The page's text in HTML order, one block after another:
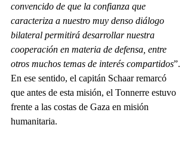
convencido de que la confianza que
caracteriza a nuestro muy denso diálogo
bilateral permitirá desarrollar nuestra
cooperación en materia de defensa, entre
otros muchos temas de interés compartidos”.
En ese sentido, el capitán Schaar remarcó
que antes de esta misión, el Tonnerre estuvo
frente a las costas de Gaza en misión
humanitaria.